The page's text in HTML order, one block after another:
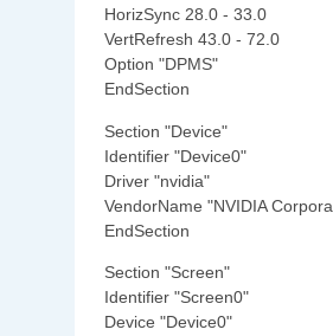
HorizSync 28.0 - 33.0
VertRefresh 43.0 - 72.0
Option "DPMS"
EndSection
Section "Device"
Identifier "Device0"
Driver "nvidia"
VendorName "NVIDIA
EndSection
Section "Screen"
Identifier "Screen0"
Device "Device0"